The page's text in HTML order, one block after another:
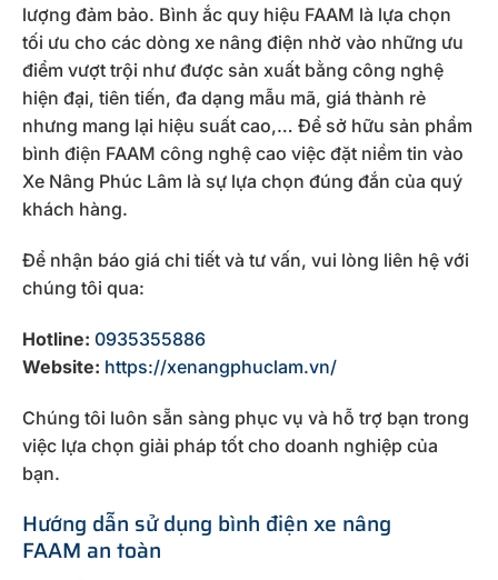
lượng đảm bảo. Bình ắc quy hiệu FAAM là lựa chọn
tối ưu cho các dòng xe nâng điện nhờ vào những ưu
điểm vượt trội như được sản xuất bằng công nghệ
hiện đại, tiên tiến, đa dạng mẫu mã, giá thành rẻ
nhưng mang lại hiệu suất cao,… Để sở hữu sản phẩm
bình điện FAAM công nghệ cao việc đặt niềm tin vào
Xe Nâng Phúc Lâm là sự lựa chọn đúng đắn của quý
khách hàng.
Để nhận báo giá chi tiết và tư vấn, vui lòng liên hệ với
chúng tôi qua:
Hotline: 0935355886
Website: https://xenangphuclam.vn/
Chúng tôi luôn sẵn sàng phục vụ và hỗ trợ bạn trong
việc lựa chọn giải pháp tốt cho doanh nghiệp của
bạn.
Hướng dẫn sử dụng bình điện xe nâng
FAAM an toàn